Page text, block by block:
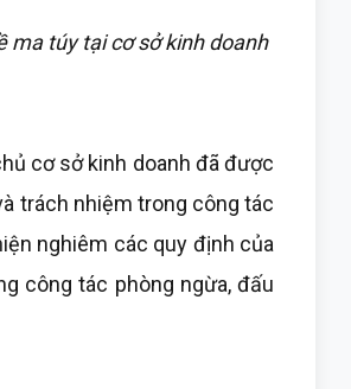
ma túy tại cơ sở kinh doanh
cơ sở kinh doanh đã được
trách nhiệm trong công tác
nghiêm các quy định của
công tác phòng ngừa, đấu